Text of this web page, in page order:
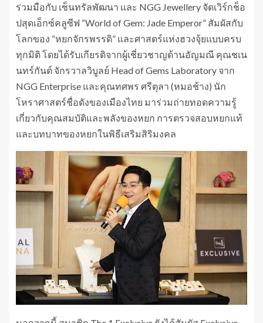
ร่วมมือกับ เซ็นทรัลพัฒนา และ NGG Jewellery จัดเวิร์กช็อ
ปสุดเอ็กซ์คลูซีฟ “World of Gem: Jade Emperor” สัมผัสกับ
โลกของ “หยกจักรพรรดิ” และศาสตร์แห่งฮวงจุ้ยแบบครบ
ทุกมิติ โดยได้รับเกียรติจากผู้เชี่ยวชาญด้านอัญมณี คุณชเน
นทร์กันต์ จักรวาลวิบูลย์ Head of Gems Laboratory จาก
NGG Enterprise และคุณทศพร ศรีตุลา (หมอช้าง) นัก
โหราศาสตร์ชื่อดังของเมืองไทย มาร่วมถ่ายทอดความรู้
เกี่ยวกับคุณสมบัติและพลังของหยก การตรวจสอบหยกแท้
และบทบาทของหยกในพิธีเสริมสิริมงคล